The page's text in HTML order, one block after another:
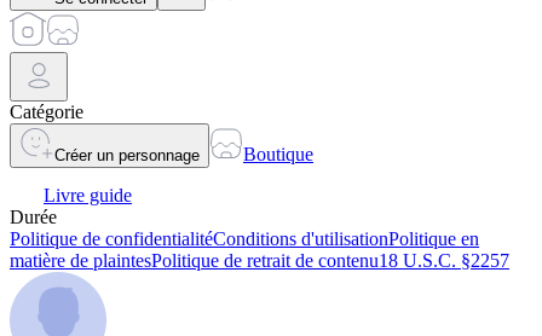
Catégorie
Créer un personnage
Boutique
Livre guide
Durée
Politique de confidentialitéConditions d'utilisationPolitique en
matière de plaintesPolitique de retrait de contenu18 U.S.C. §2257